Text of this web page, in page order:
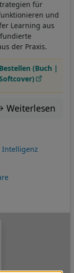
für
und
Learning aus
der Praxis.
Bestellen (Buch |
Weiterlesen
Intelligenz